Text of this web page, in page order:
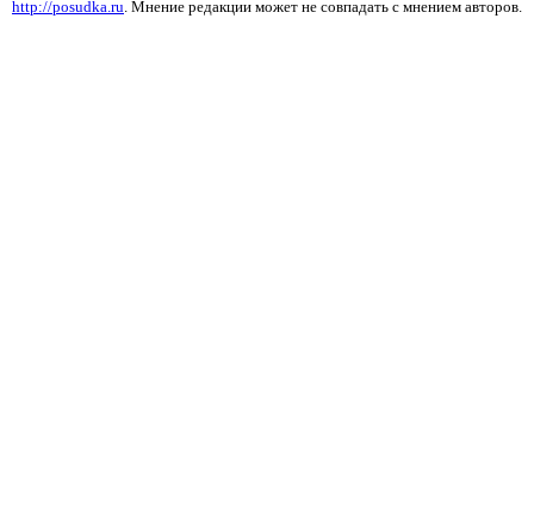
http://posudka.ru. Мнение редакции может не совпадать с мнением авторов.